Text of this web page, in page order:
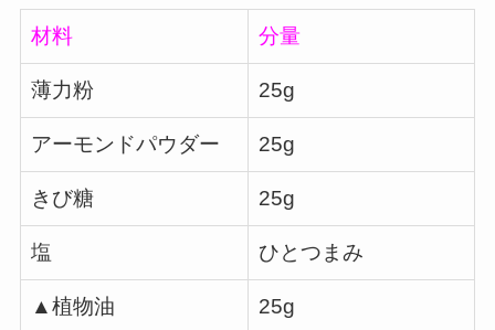
材料 分量
薄力粉 25g
アーモンドパウダー 25g
きび糖 25g
塩 ひとつまみ
▲植物油 25g